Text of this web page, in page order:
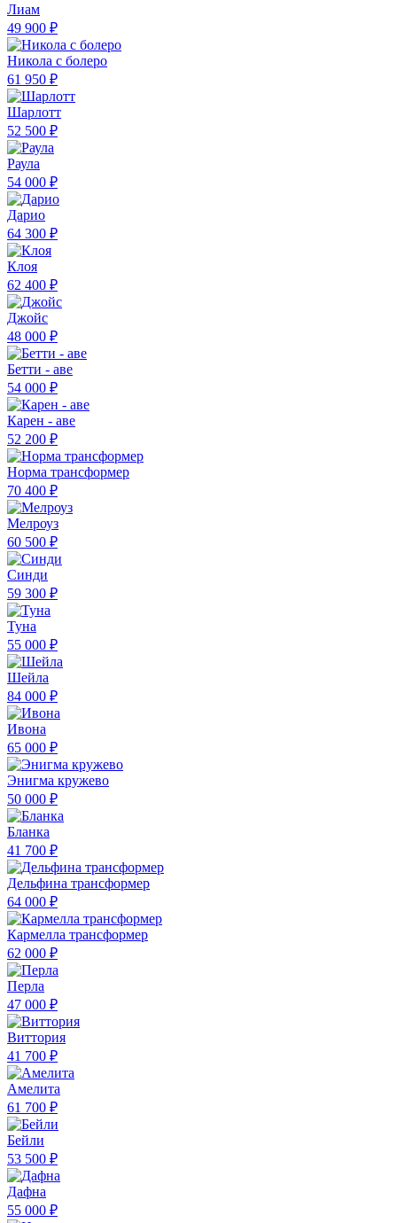
Лиам
49 900 ₽
Никола с болеро
61 950 ₽
Шарлотт
52 500 ₽
Раула
54 000 ₽
Дарио
64 300 ₽
Клоя
62 400 ₽
Джойс
48 000 ₽
Бетти - аве
54 000 ₽
Карен - аве
52 200 ₽
Норма трансформер
70 400 ₽
Мелроуз
60 500 ₽
Синди
59 300 ₽
Туна
55 000 ₽
Шейла
84 000 ₽
Ивона
65 000 ₽
Энигма кружево
50 000 ₽
Бланка
41 700 ₽
Дельфина трансформер
64 000 ₽
Кармелла трансформер
62 000 ₽
Перла
47 000 ₽
Виттория
41 700 ₽
Амелита
61 700 ₽
Бейли
53 500 ₽
Дафна
55 000 ₽